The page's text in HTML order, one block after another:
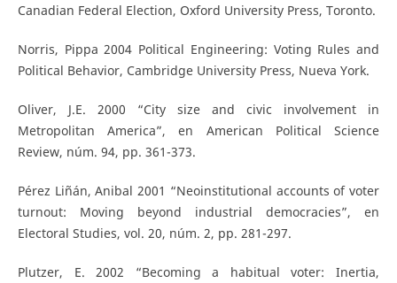
Canadian Federal Election, Oxford University Press, Toronto.
Norris, Pippa 2004 Political Engineering: Voting Rules and
Political Behavior, Cambridge University Press, Nueva York.
Oliver, J.E. 2000 “City size and civic involvement in
Metropolitan America”, en American Political Science
Review, núm. 94, pp. 361-373.
Pérez Liñán, Anibal 2001 “Neoinstitutional accounts of voter
turnout: Moving beyond industrial democracies”, en
Electoral Studies, vol. 20, núm. 2, pp. 281-297.
Plutzer, E. 2002 “Becoming a habitual voter: Inertia,